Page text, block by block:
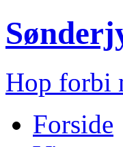
Hop forbi
Forside